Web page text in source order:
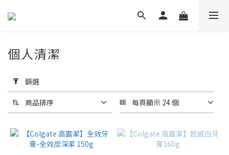
用
篩
選
品
牌
個人清潔
篩選
商品排序 每頁顯示 24 個